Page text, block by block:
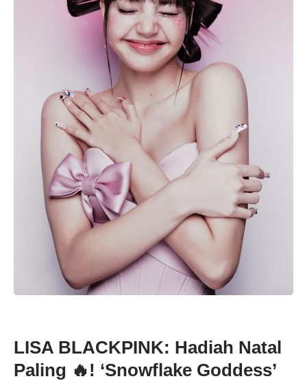
LISA BLACKPINK: Hadiah Natal
Paling 🔥! ‘Snowflake Goddess’